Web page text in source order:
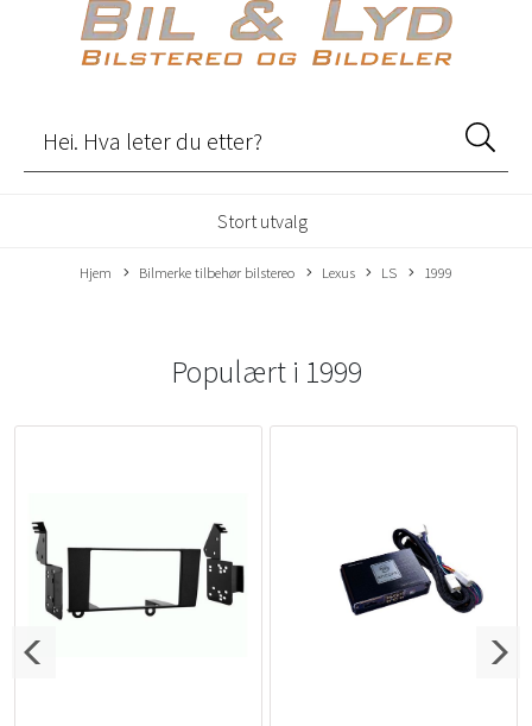
Stort utvalg
Hjem Bilmerke tilbehør bilstereo Lexus LS 1999
Populært i 1999